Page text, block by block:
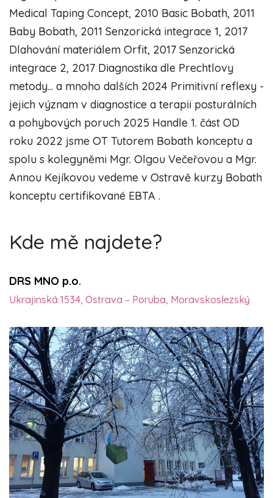
Medical Taping Concept, 2010 Basic Bobath, 2011
Baby Bobath, 2011 Senzorická integrace 1, 2017
Dlahování materiálem Orfit, 2017 Senzorická
integrace 2, 2017 Diagnostika dle Prechtlovy
metody... a mnoho dalších 2024 Primitivní reflexy -
jejich význam v diagnostice a terapii posturálních
a pohybových poruch 2025 Handle 1. část OD
roku 2022 jsme OT Tutorem Bobath konceptu a
spolu s kolegyněmi Mgr. Olgou Večeřovou a Mgr.
Annou Kejíkovou vedeme v Ostravě kurzy Bobath
konceptu certifikované EBTA .
Kde mě najdete?
DRS MNO p.o.
Ukrajinská 1534, Ostrava – Poruba, Moravskoslezský